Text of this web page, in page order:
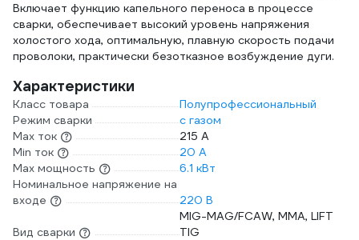
Включает функцию капельного переноса в процессе
сварки, обеспечивает высокий уровень напряжения
холостого хода, оптимальную, плавную скорость подачи
проволоки, практически безотказное возбуждение дуги.
Характеристики
Класс товара
Полупрофессиональный
Режим сварки
с газом
Max ток
215 А
Min ток
20 А
Max мощность
6.1 кВт
Номинальное напряжение на
входе
220 В
Вид сварки
MIG-MAG/FCAW, MMA, LIFT
TIG